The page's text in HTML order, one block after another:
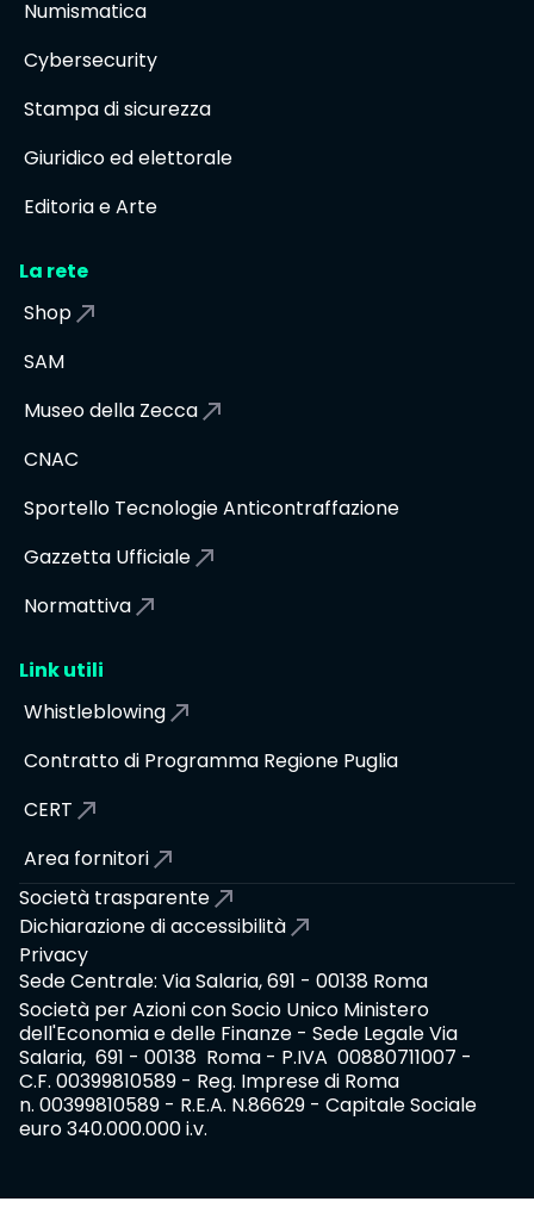
Numismatica
Cybersecurity
Stampa di sicurezza
Giuridico ed elettorale
Editoria e Arte
La rete
Shop
SAM
Museo della Zecca
CNAC
Sportello Tecnologie Anticontraffazione
Gazzetta Ufficiale
Normattiva
Link utili
Whistleblowing
Contratto di Programma Regione Puglia
CERT
Area fornitori
Società trasparente
Dichiarazione di accessibilità
Privacy
Sede Centrale: Via Salaria, 691 - 00138 Roma
Società per Azioni con Socio Unico Ministero
dell'Economia e delle Finanze - Sede Legale Via
Salaria, 691 - 00138 Roma - P.IVA 00880711007 -
C.F. 00399810589 - Reg. Imprese di Roma
n. 00399810589 - R.E.A. N.86629 - Capitale Sociale
euro 340.000.000 i.v.